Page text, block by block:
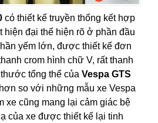
có thiết kế truyền thống kết hợp
đại thể hiện rõ ở phần đầu
yếm lớn, được thiết kế đơn
crom hình chữ V, rất thanh
tổng thể của Vespa GTS
so với những mẫu xe Vespa
xe cũng mang lại cảm giác bệ
của xe được thiết kế lại tinh